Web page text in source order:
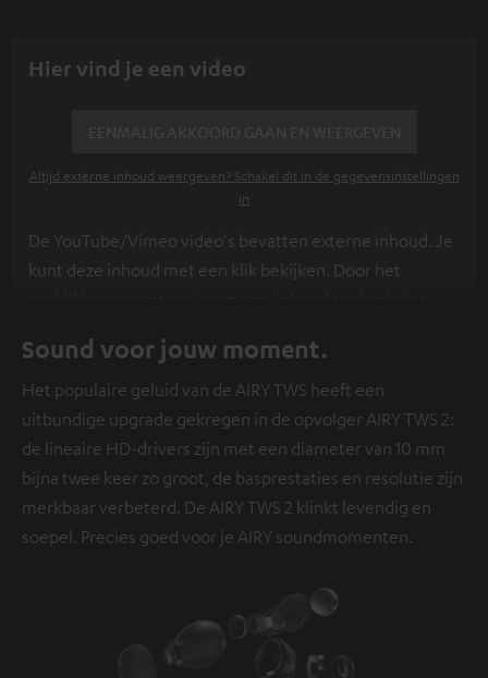
Hier vind je een video
Altijd externe inhoud weergeven? Schakel dit in de gegevensinstellingen
in
De YouTube/Vimeo video's bevatten externe inhoud. Je
kunt deze inhoud met een klik bekijken. Door het
verzameld en aan derden doorgestuurd. Meer info
hierover vind je in onsprivacybeleid.
Sound voor jouw moment.
Het populaire geluid van de AIRY TWS heeft een
uitbundige upgrade gekregen in de opvolger AIRY TWS 2:
de lineaire HD-drivers zijn met een diameter van 10 mm
bijna twee keer zo groot, de basprestaties en resolutie zijn
merkbaar verbeterd. De AIRY TWS 2 klinkt levendig en
soepel. Precies goed voor je AIRY soundmomenten.